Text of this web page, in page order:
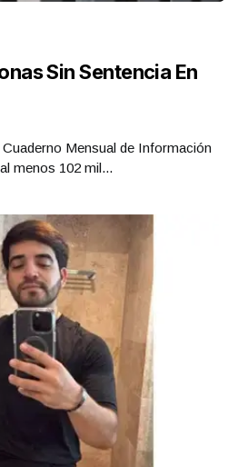
Sin Sentencia En
Mensual de Información
menos 102 mil...